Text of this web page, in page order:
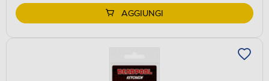
AGGIUNGI